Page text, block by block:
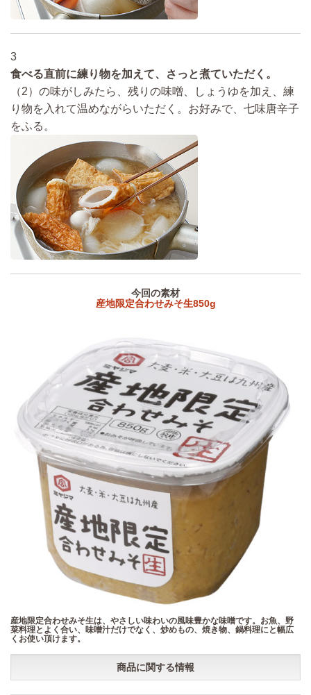
3
食べる直前に練り物を加えて、さっと煮ていただく。
（2）の味がしみたら、残りの味噌、しょうゆを加え、練
り物を入れて温めながらいただく。お好みで、七味唐辛子
をふる。
今回の素材
産地限定合わせみそ生850g
産地限定合わせみそ生は、やさしい味わいの風味豊かな味噌です。お魚、野
菜料理とよく合い、味噌汁だけでなく、炒めもの、焼き物、鍋料理にと幅広
くお使い頂けます。
商品に関する情報